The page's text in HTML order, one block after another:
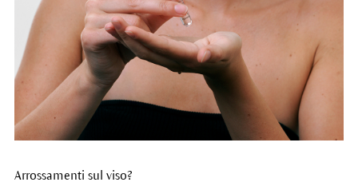
Arrossamenti sul viso?